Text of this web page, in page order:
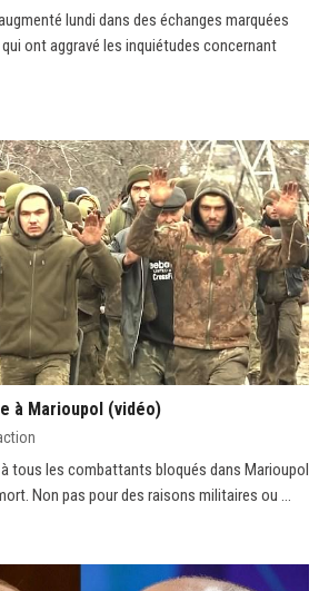
lundi dans des échanges marquées
ont aggravé les inquiétudes concernant
à Marioupol (vidéo)
tous les combattants bloqués dans Marioupol
Non pas pour des raisons militaires ou ...